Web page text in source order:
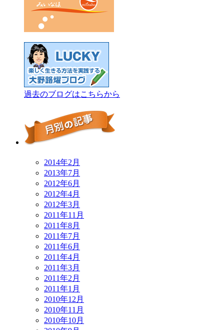
過去のブログはこちらから
2014年2月
2013年7月
2012年6月
2012年4月
2012年3月
2011年11月
2011年8月
2011年7月
2011年6月
2011年4月
2011年3月
2011年2月
2011年1月
2010年12月
2010年11月
2010年10月